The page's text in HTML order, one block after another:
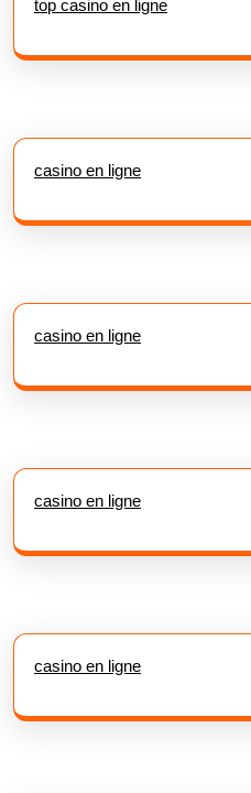
top casino en ligne
casino en ligne
casino en ligne
casino en ligne
casino en ligne